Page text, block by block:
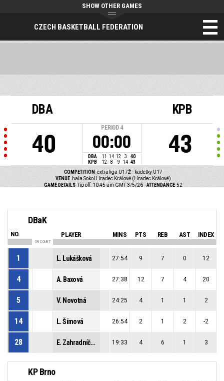
CZECH BASKETBALL FEDERATION
SHOW OTHER GAMES
DBA
40
PERIOD 4
00:00
DBA 11 14 12 3
40
KPB
12 8 9 14 43
KPB
43
COMPETITION extraliga U17Ž - kadetky U17
VENUE hala Sokol Hradec Králové (Hradec Králové)
GAME DETAILS Tip off: 10:45 am GMT 3/5/26 ATTENDANCE 52
DBaK
NO. PLAYER MINS PTS REB AST INDEX
ON COURT
1 L. Lukášková 27:54 9 7 0 12
4 A. Baxová 27:38 12 7 4 20
5 V. Novotná 24:25 4 1 1 2
14 L. Šímová 26:54 2 1 2 -2
28 E. Zahradníčková 19:33 4 6 1 3
KP Brno